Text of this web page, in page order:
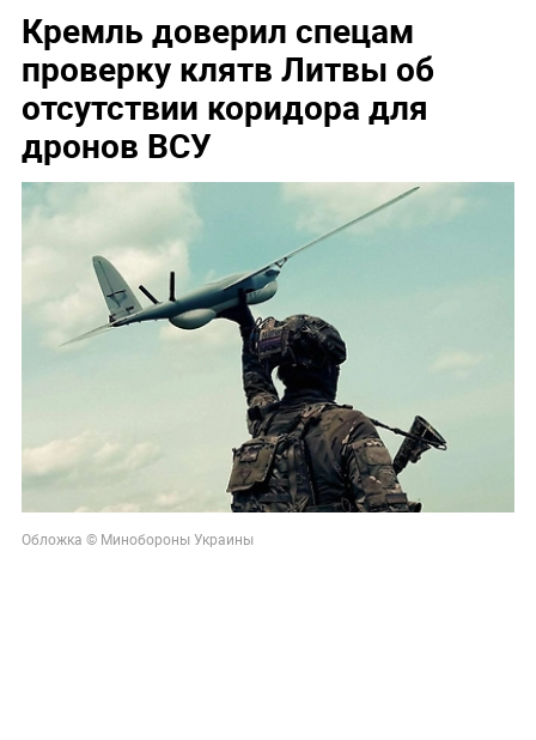
Кремль доверил спецам
проверку клятв Литвы об
отсутствии коридора для
дронов ВСУ
Обложка © Минобороны Украины